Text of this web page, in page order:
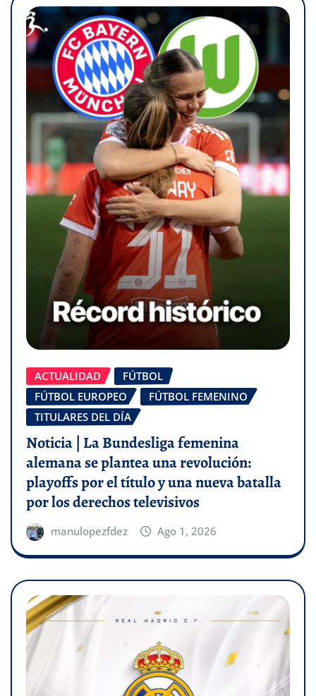
ACTUALIDAD
FÚTBOL
FÚTBOL EUROPEO
FÚTBOL FEMENINO
TITULARES DEL DÍA
Noticia | La Bundesliga femenina
alemana se plantea una revolución:
playoffs por el título y una nueva batalla
por los derechos televisivos
manulopezfdez Ago 1, 2026